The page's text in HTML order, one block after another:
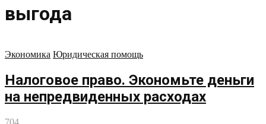
выгода
Экономика Юридическая помощь
Налоговое право. Экономьте деньги
на непредвиденных расходах
704